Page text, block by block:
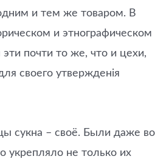
и тем же товаром. В
и этнографическом
почти то же, что и цехи,
своего утвержденія
сукна – своё. Были даже во
укрепляло не только их